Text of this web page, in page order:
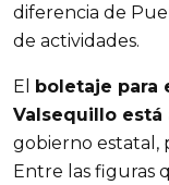
diferencia de
de actividades.
El boletaje para
Valsequillo está
gobierno estatal,
Entre las figuras